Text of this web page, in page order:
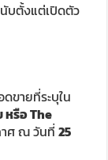
นับตั้งแต่เปิดตัว
ขายที่ระบุใน
หรือ The
าศ ณ วันที่25